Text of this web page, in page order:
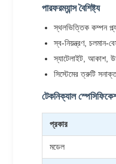
পারফরম্যান্স বৈশিষ্ট্য
স্থলভিত্তিক কম্পন
স্ব-নিয়ন্ত্রণ, চলমান-
স্যাটেলাইট, আকাশ,
সিস্টেমের ত্রুটি
টেকনিক্যাল
প্রকার
মডেল